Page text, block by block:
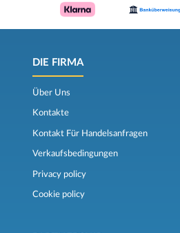
DIE FIRMA
Über Uns
Kontakte
Kontakt Für Handelsanfragen
Verkaufsbedingungen
Privacy policy
Cookie policy